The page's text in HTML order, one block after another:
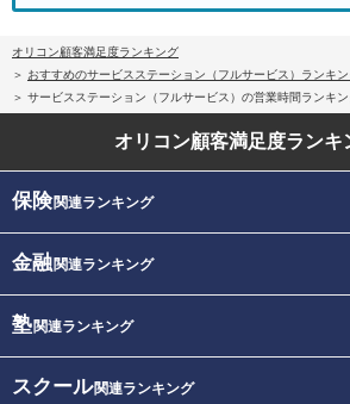
オリコン顧客満足度ランキング
おすすめのサービスステーション（フルサービス）ランキ
サービスステーション（フルサービス）の営業時間ランキ
オリコン顧客満足度ランキ
保険関連ランキング
金融関連ランキング
塾関連ランキング
スクール関連ランキング